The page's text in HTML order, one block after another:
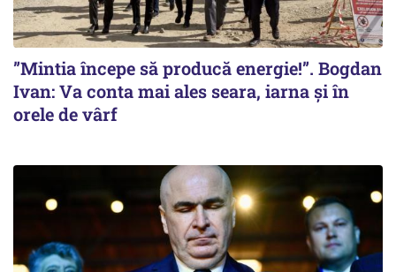
”Mintia începe să producă energie!”. Bogdan
Ivan: Va conta mai ales seara, iarna și în
orele de vârf